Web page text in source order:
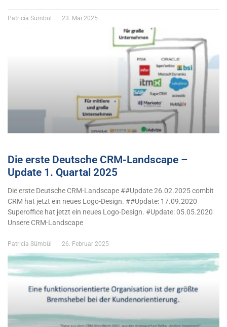
Patricia Sümbül 23. Mai 2025
Die erste Deutsche CRM-Landscape –
Update 1. Quartal 2025
Die erste Deutsche CRM-Landscape ##Update 26.02.2025 combit
CRM hat jetzt ein neues Logo-Design. ##Update: 17.09.2020
Superoffice hat jetzt ein neues Logo-Design. #Update: 05.05.2020
Unsere CRM-Landscape
Patricia Sümbül 26. Februar 2025